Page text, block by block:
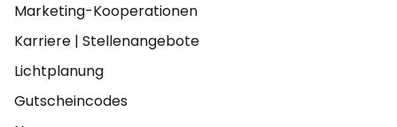
Marketing-Kooperationen
Karriere | Stellenangebote
Lichtplanung
Gutscheincodes